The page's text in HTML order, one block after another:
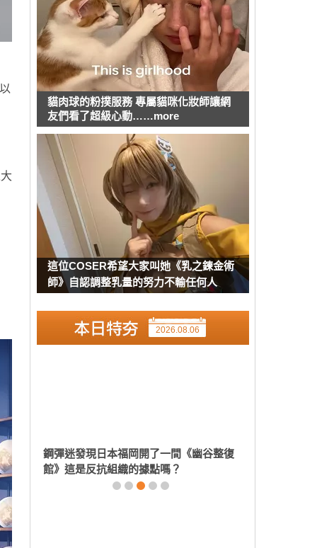
貓肉球的粉撲服務 專屬貓咪化妝師讓網
友們看了超級心動……more
這位COSER希望大家叫她《乳之鍊金術
師》自認調整乳量的努力不輸任何人
2026.08.06